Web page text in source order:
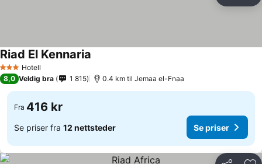
3 StjernerHotell
Riad El Kennaria
8,0 Veldig bra 1 815 0.4 km til Jemaa el-Fnaa
Fra 416 kr
Se priser fra 12 nettsteder Se priser